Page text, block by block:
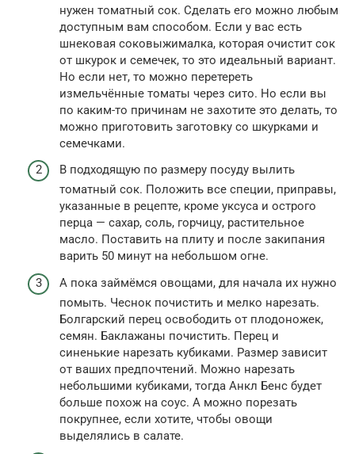
нужен томатный сок. Сделать его можно любым
доступным вам способом. Если у вас есть
шнековая соковыжималка, которая очистит сок
от шкурок и семечек, то это идеальный вариант.
Но если нет, то можно перетереть
измельчённые томаты через сито. Но если вы
по каким-то причинам не захотите это делать, то
можно приготовить заготовку со шкурками и
семечками.
В подходящую по размеру посуду вылить
томатный сок. Положить все специи, приправы,
указанные в рецепте, кроме уксуса и острого
перца — сахар, соль, горчицу, растительное
масло. Поставить на плиту и после закипания
варить 50 минут на небольшом огне.
А пока займёмся овощами, для начала их нужно
помыть. Чеснок почистить и мелко нарезать.
Болгарский перец освободить от плодоножек,
семян. Баклажаны почистить. Перец и
синенькие нарезать кубиками. Размер зависит
от ваших предпочтений. Можно нарезать
небольшими кубиками, тогда Анкл Бенс будет
больше похож на соус. А можно порезать
покрупнее, если хотите, чтобы овощи
выделялись в салате.